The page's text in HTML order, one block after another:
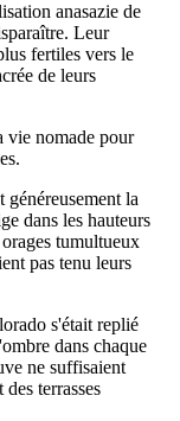
anasazie de
Leur
fertiles vers le
de leurs
vie nomade pour
généreusement la
dans les hauteurs
tumultueux
pas tenu leurs
s'était replié
dans chaque
ne suffisaient
terrasses